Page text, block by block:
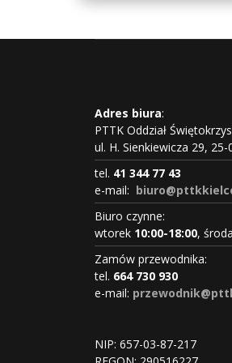
Adres biura:
PTTK Oddział
ul. H. Sienkiewicza 29, 25-
tel. 41 344 77 43
e-mail:
Biuro czynne:
wtorek 10:00-18:00,
Zamów przewodnika:
tel. 664 730 930
e-mail:
NIP: 657-03-87-217